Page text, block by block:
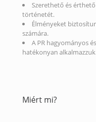
Szerethető és
történetét.
Élményeket
számára.
A PR hagyományos
hatékonyan
Miért mi?